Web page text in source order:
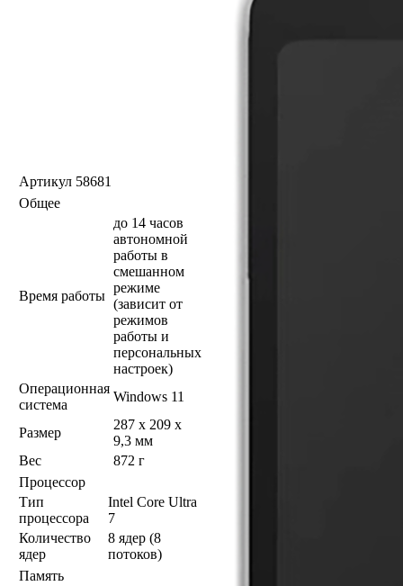
Артикул 58681
Общее
Время работы
до 14 часов
автономной
работы в
смешанном
режиме
(зависит от
режимов
работы и
персональных
настроек)
Операционная
система
Windows 11
Размер
287 x 209 x
9,3 мм
Вес
872 г
Процессор
Тип
процессора
Intel Core Ultra
7
Количество
ядер
8 ядер (8
потоков)
Память